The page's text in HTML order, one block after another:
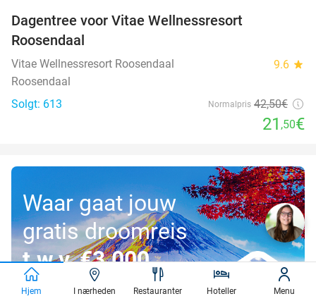
Dagentree voor Vitae Wellnessresort
Roosendaal
Vitae Wellnessresort Roosendaal 9.6 star
Roosendaal
Solgt: 613
Normalpris 42,50€
21 ,50€
Waar gaat jouw
gratis droomreis
t.w.v. €3.000
naartoe?
Hjem I nærheden Restauranter Hoteller Menu